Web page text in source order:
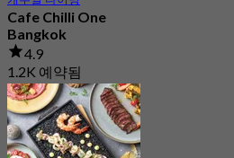
Cafe Chilli One
Bangkok
4.9
1.2K 예약됨
에서฿ 395